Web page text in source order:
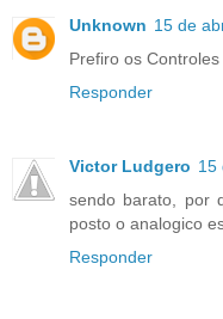
Unknown 15 de
Prefiro os
Responder
Victor Ludgero 15
sendo barato, por
posto o analogico
Responder